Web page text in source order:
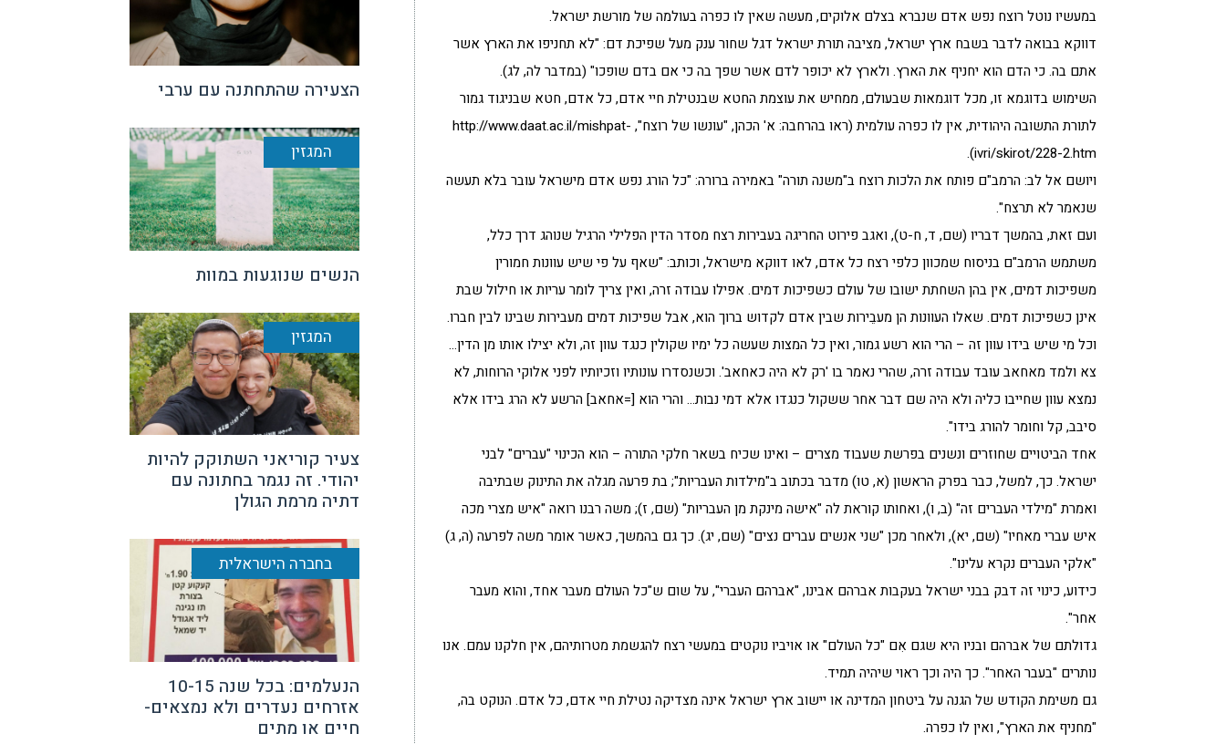
במעשיו נוטל רוצח נפש אדם שנברא בצלם אלוקים, מעשה שאין לו כפרה בעולמה של מורשת ישראל.
דווקא בבואה לדבר בשבח ארץ ישראל, מציבה תורת ישראל דגל שחור ענק מעל שפיכת דם: "לא תחניפו את הארץ אשר
אתם בה. כי הדם הוא יחניף את הארץ. ולארץ לא יכופר לדם אשר שפך בה כי אם בדם שופכו" (במדבר לה, לג).
השימוש בדוגמא זו, מכל דוגמאות שבעולם, ממחיש את עוצמת החטא שבנטילת חיי אדם, כל אדם, חטא שבניגוד גמור
לתורת התשובה היהודית, אין לו כפרה עולמית (ראו בהרחבה: א' הכהן, "עונשו של רוצח", http://www.daat.ac.il/mishpat-
ivri/skirot/228-2.htm).
ויושם אל לב: הרמב"ם פותח את הלכות רוצח ב"משנה תורה" באמירה ברורה: "כל הורג נפש אדם מישראל עובר בלא תעשה
שנאמר לא תרצח".
ועם זאת, בהמשך דבריו (שם, ד, ח-ט), ואגב פירוט החריגה בעבירות רצח מסדר הדין הפלילי הרגיל שנוהג דרך כלל,
משתמש הרמב"ם בניסוח שמכוון כלפי רצח כל אדם, לאו דווקא מישראל, וכותב: "שאף על פי שיש עוונות חמורין
משפיכות דמים, אין בהן השחתת ישובו של עולם כשפיכות דמים. אפילו עבודה זרה, ואין צריך לומר עריות או חילול שבת
אינן כשפיכות דמים. שאלו העוונות הן מעבֵירות שבין אדם לקדוש ברוך הוא, אבל שפיכות דמים מעבירות שבינו לבין חברו.
וכל מי שיש בידו עוון זה – הרי הוא רשע גמור, ואין כל המצות שעשה כל ימיו שקולין כנגד עוון זה, ולא יצילו אותו מן הדין…
צא ולמד מאחאב עובד עבודה זרה, שהרי נאמר בו 'רק לא היה כאחאב'. וכשנסדרו עונותיו וזכיותיו לפני אלוקי הרוחות, לא
נמצא עוון שחייבו כליה ולא היה שם דבר אחר ששקול כנגדו אלא דמי נבות… והרי הוא [=אחאב] הרשע לא הרג בידו אלא
סיבב, קל וחומר להורג בידו".
אחד הביטויים שחוזרים ונשנים בפרשת שעבוד מצרים – ואינו שכיח בשאר חלקי התורה – הוא הכינוי "עברים" לבני
ישראל. כך, למשל, כבר בפרק הראשון (א, טו) מדבר בכתוב ב"מילדות העבריות"; בת פרעה מגלה את התינוק שבתיבה
ואמרת "מילדי העברים זה" (ב, ו), ואחותו קוראת לה "אישה מינקת מן העבריות" (שם, ז); משה רבנו רואה "איש מצרי מכה
איש עברי מאחיו" (שם, יא), ולאחר מכן "שני אנשים עברים נצים" (שם, יג). כך גם בהמשך, כאשר אומר משה לפרעה (ה, ג)
"אלקי העברים נקרא עלינו".
כידוע, כינוי זה דבק בבני ישראל בעקבות אברהם אבינו, "אברהם העברי", על שום ש"כל העולם מעבר אחד, והוא מעבר
אחר".
גדולתם של אברהם ובניו היא שגם אִם "כל העולם" או אויביו נוקטים במעשי רצח להגשמת מטרותיהם, אין חלקנו עמם. אנו
נותרים "בעבר האחר". כך היה וכך ראוי שיהיה תמיד.
גם משימת הקודש של הגנה על ביטחון המדינה או יישוב ארץ ישראל אינה מצדיקה נטילת חיי אדם, כל אדם. הנוקט בה,
"מחניף את הארץ", ואין לו כפרה.
הצעירה שהתחתנה עם ערבי
המגזין
הנשים שנוגעות במוות
המגזין
צעיר קוריאני השתוקק להיות
יהודי. זה נגמר בחתונה עם
דתיה מרמת הגולן
בחברה הישראלית
הנעלמים: בכל שנה 10-15
אזרחים נעדרים ולא נמצאים-
חיים או מתים